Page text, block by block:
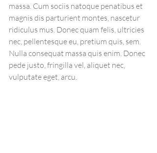
massa. Cum sociis natoque penatibus et
magnis dis parturient montes, nascetur
ridiculus mus. Donec quam felis, ultricies
nec, pellentesque eu, pretium quis, sem.
Nulla consequat massa quis enim. Donec
pede justo, fringilla vel, aliquet nec,
vulputate eget, arcu.